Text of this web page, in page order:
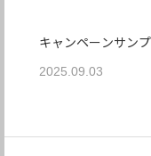
キャンペーンサン
2025.09.03